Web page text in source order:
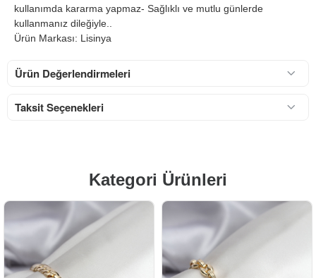
kullanımda kararma yapmaz- Sağlıklı ve mutlu günlerde
kullanmanız dileğiyle..
Ürün Markası: Lisinya
Ürün Değerlendirmeleri
Taksit Seçenekleri
Kategori Ürünleri